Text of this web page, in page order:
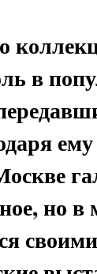
в